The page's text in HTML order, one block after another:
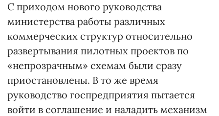
С приходом нового руководства
министерства работы различных
коммерческих структур относительно
развертывания пилотных проектов по
«непрозрачным» схемам были сразу
приостановлены. В то же время
руководство госпредприятия пытается
войти в соглашение и наладить механизм